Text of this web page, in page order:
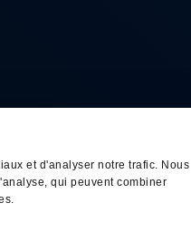
et d'analyser notre trafic. Nous
qui peuvent combiner